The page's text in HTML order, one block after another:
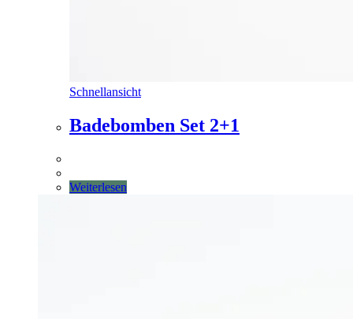
Schnellansicht
Badebomben Set 2+1
Weiterlesen